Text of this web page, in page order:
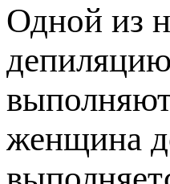
Одной из
женщина